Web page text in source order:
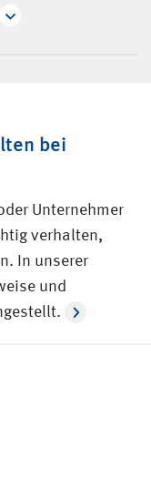
bei
Unternehmer
verhalten,
In unserer
und